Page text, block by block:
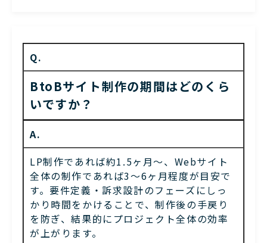
Q.
BtoBサイト制作の期間はどのくら
いですか？
A.
LP制作であれば約1.5ヶ月〜、Webサイト
全体の制作であれば3〜6ヶ月程度が目安で
す。要件定義・訴求設計のフェーズにしっ
かり時間をかけることで、制作後の手戻り
を防ぎ、結果的にプロジェクト全体の効率
が上がります。